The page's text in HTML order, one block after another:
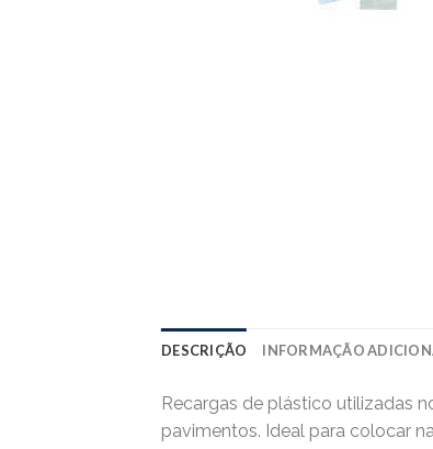
DESCRIÇÃO INFORMAÇÃO
Recargas de plástico utilizadas
pavimentos. Ideal para colocar